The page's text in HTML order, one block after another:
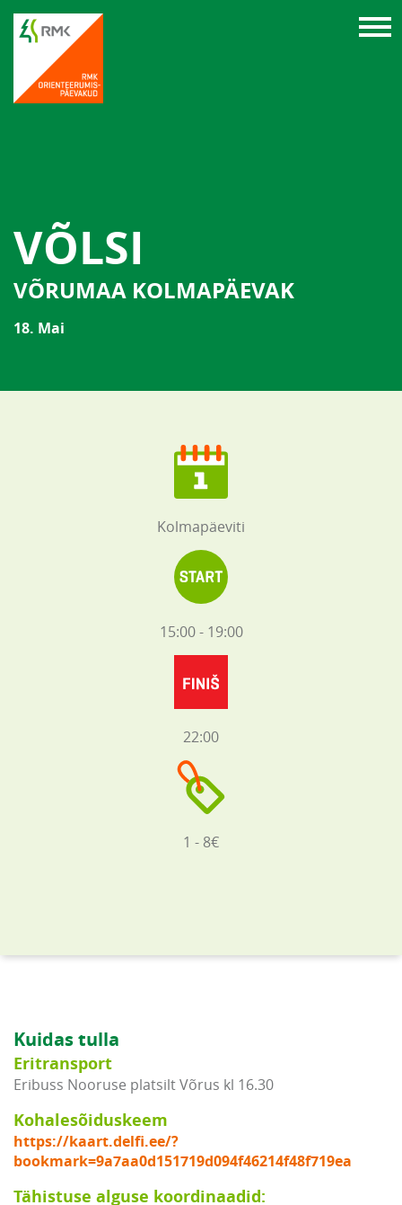
VÕLSI
VÕRUMAA KOLMAPÄEVAK
18. Mai
Kolmapäeviti
15:00 - 19:00
22:00
1 - 8€
Kuidas tulla
Eritransport
Eribuss Nooruse platsilt Võrus kl 16.30
Kohalesõiduskeem
https://kaart.delfi.ee/?
bookmark=9a7aa0d151719d094f46214f48f719ea
Tähistuse alguse koordinaadid: